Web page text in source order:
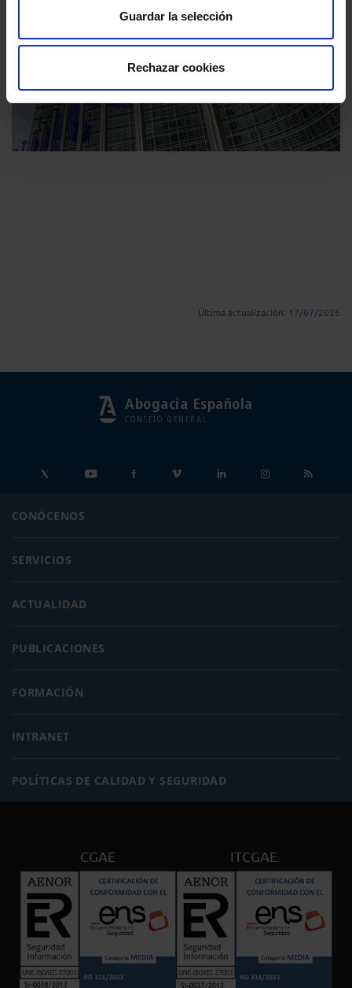
Guardar la selección
Rechazar cookies
Última actualización: 17/07/2026
Abogacía Española
CONSEJO GENERAL
CONÓCENOS
SERVICIOS
ACTUALIDAD
PUBLICACIONES
FORMACIÓN
INTRANET
POLÍTICAS DE CALIDAD Y SEGURIDAD
CGAE ITCGAE